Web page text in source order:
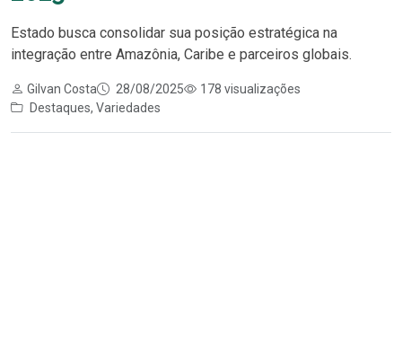
Estado busca consolidar sua posição estratégica na
integração entre Amazônia, Caribe e parceiros globais.
Gilvan Costa 28/08/2025
178 visualizações
Destaques, Variedades